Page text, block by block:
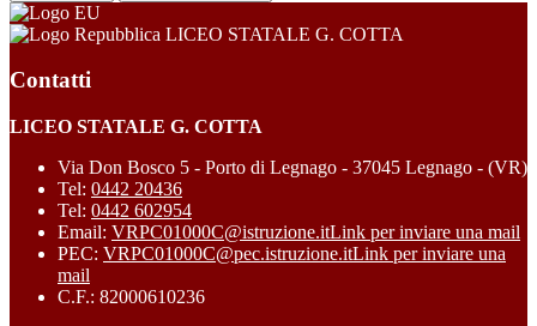
LICEO STATALE G. COTTA
Contatti
LICEO STATALE G. COTTA
Via Don Bosco 5 - Porto di Legnago - 37045 Legnago - (VR)
Tel: 0442 20436
Tel: 0442 602954
Email: VRPC01000C@istruzione.itLink per inviare una mail
PEC: VRPC01000C@pec.istruzione.itLink per inviare una
mail
C.F.: 82000610236